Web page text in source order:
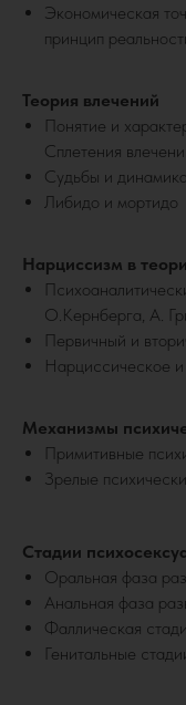
Экономическая
принцип
Теория влечений
Понятие и
Сплетения
Судьбы и
Либидо и мортидо
Нарциссизм в
О.Кернберга, А.
Первичный и
Нарциссическое
Механизмы
Примитивные
Зрелые
Стадии
Оральная фаза
Анальная фаза
Фаллическая
Генитальные